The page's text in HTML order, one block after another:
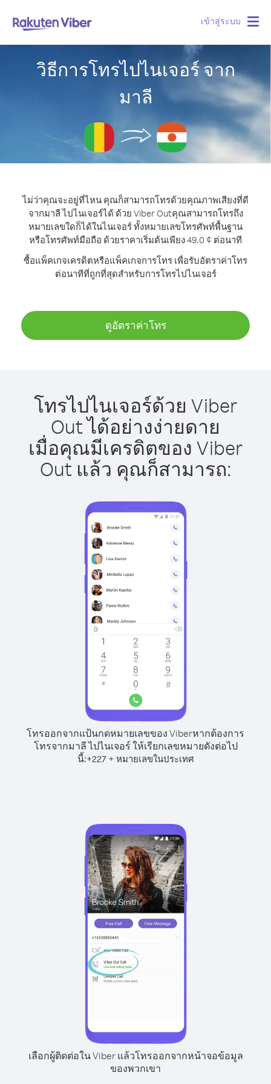
เข้าสู่ระบบ
วิธีการโทรไปไนเจอร์ จาก
มาลี
ไม่ว่าคุณจะอยู่ที่ไหน คุณก็สามารถโทรด้วยคุณภาพเสียงที่ดี
จากมาลี ไปไนเจอร์ได้ ด้วย Viber Outคุณสามารถโทรถึง
หมายเลขใดก็ได้ในไนเจอร์ ทั้งหมายเลขโทรศัพท์พื้นฐาน
หรือโทรศัพท์มือถือ ด้วยราคาเริ่มต้นเพียง 49.0 ¢ ต่อนาที
ซื้อแพ็คเกจเครดิตหรือแพ็คเกจการโทร เพื่อรับอัตราค่าโทร
ต่อนาทีที่ถูกที่สุดสำหรับการโทรไปไนเจอร์
ดูอัตราค่าโทร
โทรไปไนเจอร์ด้วย Viber
Out ได้อย่างง่ายดาย
เมื่อคุณมีเครดิตของ Viber
Out แล้ว คุณก็สามารถ:
โทรออกจากแป้นกดหมายเลขของ Viberหากต้องการ
โทรจากมาลี ไปไนเจอร์ ให้เรียกเลขหมายดังต่อไป
นี้:+227+ หมายเลขในประเทศ
เลือกผู้ติดต่อใน Viber แล้วโทรออกจากหน้าจอข้อมูล
ของพวกเขา